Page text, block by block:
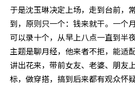
于是沈玉琳决定上场，走到台前，
到，原则只一个：钱来就干。一个
可以录十个，从早上八点一直到半
主题是聊月经，他来者不拒，能适
讲出花来，带前女友、老婆、朋友
标，做穿搭，搞到后来都有观众怀